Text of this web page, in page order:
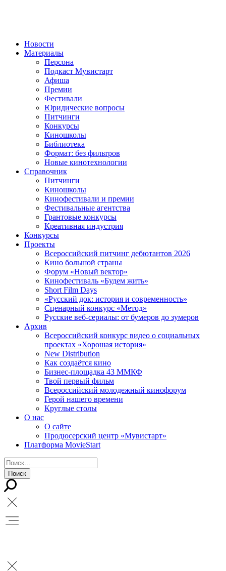
Новости
Материалы
Персона
Подкаст Мувистарт
Афиша
Премии
Фестивали
Юридические вопросы
Питчинги
Конкурсы
Киношколы
Библиотека
Формат: без фильтров
Новые кинотехнологии
Справочник
Питчинги
Киношколы
Кинофестивали и премии
Фестивальные агентства
Грантовые конкурсы
Креативная индустрия
Конкурсы
Проекты
Всероссийский питчинг дебютантов 2026
Кино большой страны
Форум «Новый вектор»
Кинофестиваль «Будем жить»
Short Film Days
«Русский док: история и современность»
Сценарный конкурс «Метод»
Русские веб-сериалы: от бумеров до зумеров
Архив
Всероссийский конкурс видео о социальных
проектах «Хорошая история»
New Distribution
Как создаётся кино
Бизнес-площадка 43 ММКФ
Твой первый фильм
Всероссийский молодежный кинофорум
Герой нашего времени
Круглые столы
О нас
О сайте
Продюсерский центр «Мувистарт»
Платформа MovieStart